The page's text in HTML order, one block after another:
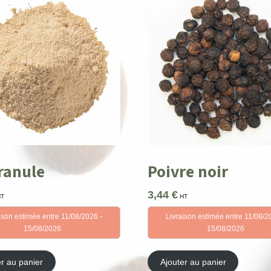
estimée entre 11/08/2026 -
15/08/2026
au panier
Poivre noir
3,44 € HT
Livraison estimée entre 11/08/
15/08/2026
Ajouter au panier